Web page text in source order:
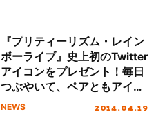
『プリティーリズム・レイン
ボーライブ』史上初のTwitter
アイコンをプレゼント！毎日
つぶやいて、ペアともアイコ
ンをコレクション！
NEWS 2014.04.19